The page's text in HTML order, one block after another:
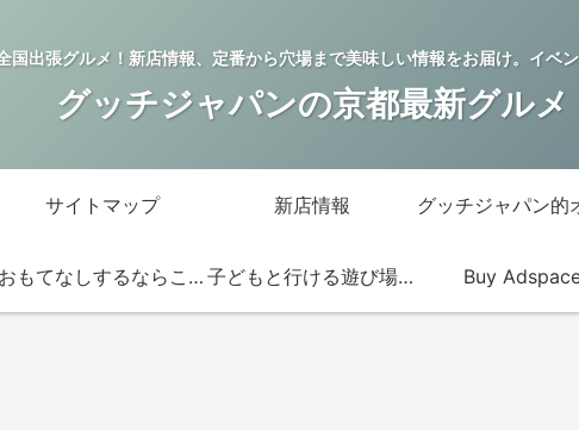
国出張グルメ！新店情報、定番から穴場まで美味しい情報をお届け。イベ
グッチジャパンの京都最新グルメ
サイトマップ 新店情報
おもてなしするならこの店 子どもと行ける遊び場・お店 Buy